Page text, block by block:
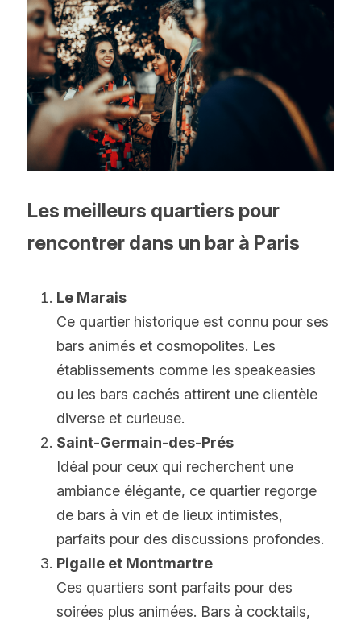
Les meilleurs quartiers pour
rencontrer dans un bar à Paris
Le Marais
Ce quartier historique est connu pour ses
bars animés et cosmopolites. Les
établissements comme les speakeasies
ou les bars cachés attirent une clientèle
diverse et curieuse.
Saint-Germain-des-Prés
Idéal pour ceux qui recherchent une
ambiance élégante, ce quartier regorge
de bars à vin et de lieux intimistes,
parfaits pour des discussions profondes.
Pigalle et Montmartre
Ces quartiers sont parfaits pour des
soirées plus animées. Bars à cocktails,